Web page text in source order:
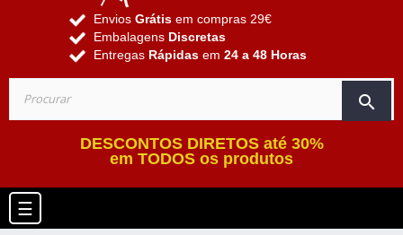
Envios Grátis em compras 29€
Embalagens Discretas
Entregas Rápidas em 24 a 48 Horas
search
DESCONTOS DIRETOS até 30%
em TODOS os produtos
Toggle navigation
☰